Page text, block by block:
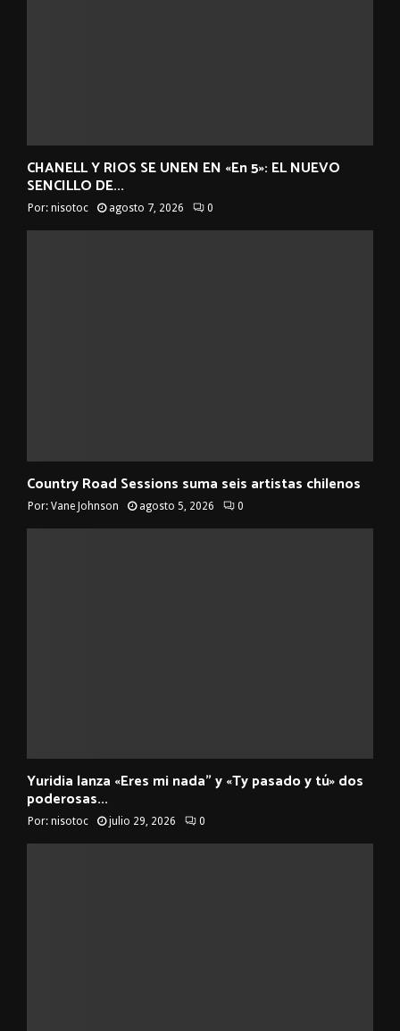
CHANELL Y RIOS SE UNEN EN «En 5»: EL NUEVO
SENCILLO DE...
Por: nisotoc agosto 7, 2026 0
Country Road Sessions suma seis artistas chilenos
Por: Vane Johnson agosto 5, 2026 0
Yuridia lanza «Eres mi nada” y «Ty pasado y tú» dos
poderosas...
Por: nisotoc julio 29, 2026 0